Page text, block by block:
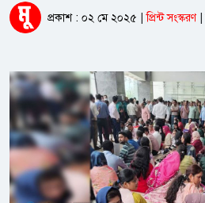
প্রকাশ : ০২ মে ২০২৫ প্রিন্ট সংস্করণ